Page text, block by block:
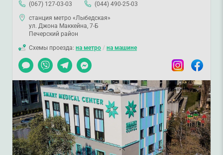
(067) 127-03-03
(044) 490-25-03
станция метро «Лыбедская»
ул. Джона Маккейна, 7-Б
Печерский район
Схемы проезда: на метро / на машине
Чат
Viber TelegramMessenger InstagramFacebook